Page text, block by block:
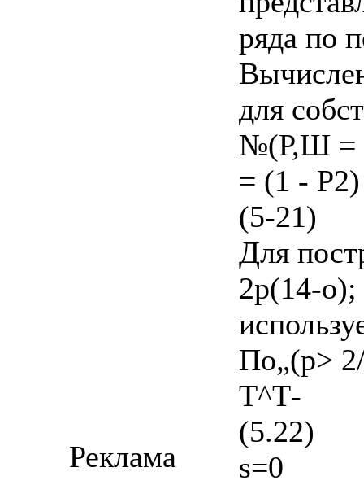
ряда по
для
№(Р,Ш =
= (1 -
(5-21)
Для
2р(14-
По„(р>
Т^Т-
(5.22)
s=0
Реклама